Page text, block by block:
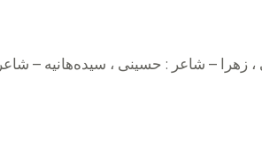
زهرا – شاعر : حسینی ، سیده‌هانیه –